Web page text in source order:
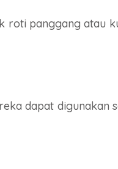
panggang atau
dapat digunakan